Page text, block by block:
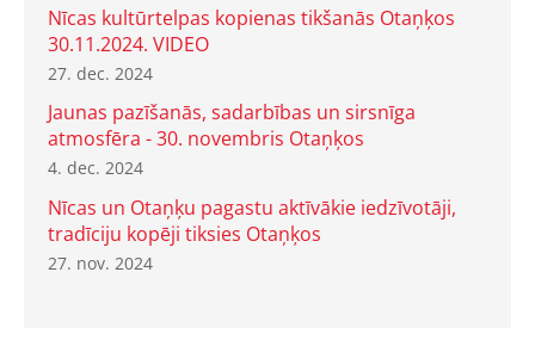
Nīcas kultūrtelpas kopienas tikšanās Otaņķos
30.11.2024. VIDEO
27. dec. 2024
Jaunas pazīšanās, sadarbības un sirsnīga
atmosfēra - 30. novembris Otaņķos
4. dec. 2024
Nīcas un Otaņķu pagastu aktīvākie iedzīvotāji,
tradīciju kopēji tiksies Otaņķos
27. nov. 2024